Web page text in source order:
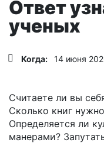
Ответ
ученых
Когда: 14 июня
Считаете ли вы
Сколько книг
Определяется ли
манерами?